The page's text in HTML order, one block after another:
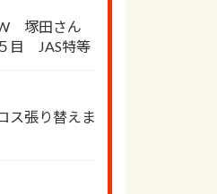
塚田さん
目 JAS特等
張り替えま